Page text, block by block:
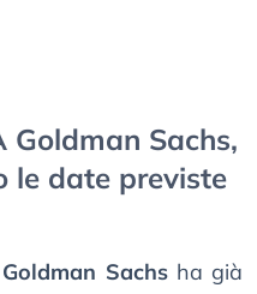
Goldman Sachs,
le date previste
Sachsha già